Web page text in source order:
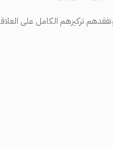
تركيزهم الكامل على